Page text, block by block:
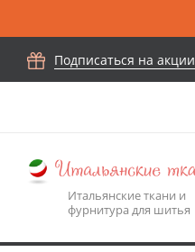
Подписаться на акции
Итальянские ткани и
фурнитура для шитья